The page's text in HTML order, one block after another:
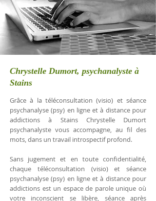
Chrystelle Dumort, psychanalyste à
Stains
Grâce à la téléconsultation (visio) et séance
psychanalyse (psy) en ligne et à distance pour
addictions à Stains Chrystelle Dumort
psychanalyste vous accompagne, au fil des
mots, dans un travail introspectif profond.
Sans jugement et en toute confidentialité,
chaque téléconsultation (visio) et séance
psychanalyse (psy) en ligne et à distance pour
addictions est un espace de parole unique où
votre inconscient se libère, séance après